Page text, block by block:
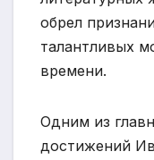
обрел
талантливых
времени.
Одним из
достижений